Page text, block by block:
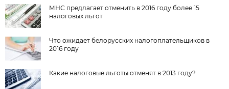
МНС предлагает отменить в 2016 году более 15
налоговых льгот
Что ожидает белорусских налогоплательщиков в
2016 году
Какие налоговые льготы отменят в 2013 году?